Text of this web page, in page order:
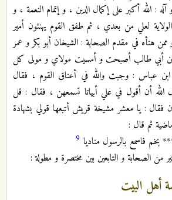
: الله أكبر على إكمال الدين ، و إتمام النعمة ، و
لعلي من بعدي ، ثم طفق القوم يهنئون أمير
ممن هنأه في مقدم الصحابة : الشيخان أبو بكر و عمر
أبي طالب أصبحت و أمسيت مولاي و مولى كل
عباس : وجبت والله في أعناق القوم ، فقال
أن أقول في علي أبياتا تسمعهن ، فقال : قل
فقال : يا معشر مشيخة قريش أتبعها قولي بشهادة
ثم قال :
بخم فاسمع بالرسول مناديا 9
من الصحابة و التابعين بين مختصرة و مطولة :
أهل البيت